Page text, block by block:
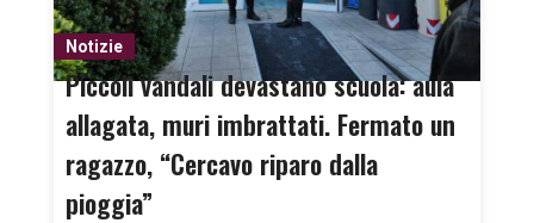
Notizie
Piccoli vandali devastano scuola: aula
allagata, muri imbrattati. Fermato un
ragazzo, “Cercavo riparo dalla
pioggia”